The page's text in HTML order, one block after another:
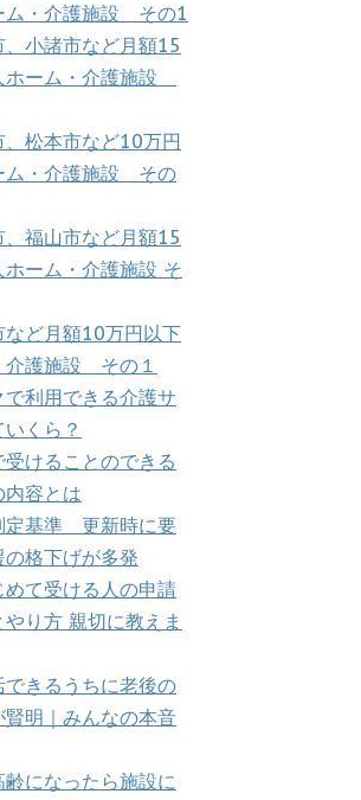
ム・介護施設 その1
小諸市など月額15
ホーム・介護施設
松本市など10万円
ム・介護施設 その
福山市など月額15
ーム・介護施設 そ
など月額10万円以下
介護施設 その１
利用できる介護サ
くら？
けることのできる
容とは
定基準 更新時に要
格下げが多発
て受ける人の申請
り方 親切に教えま
できるうちに老後の
明｜みんなの本音
になったら施設に